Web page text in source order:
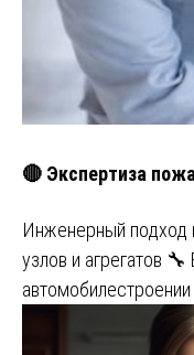
🔴 Экспертиза
Инженерный подход
узлов и агрегатов